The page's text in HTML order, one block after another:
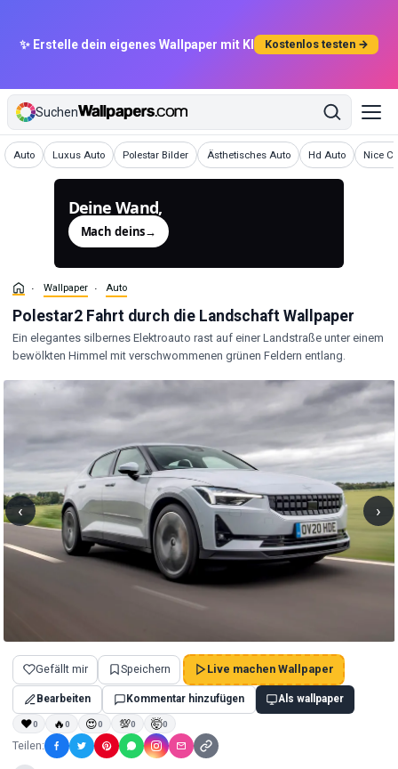
✨ Erstelle dein eigenes Wallpaper mit KI Kostenlos testen →
Suchen
Auto
WallpaperLuxus Auto
Wallpaper Polestar Bilder
Wallpaper Ästhetisches Auto
Wallpaper Hd Auto
Wallpaper Nice
Deine Wand,
Mach deins→
Wallpaper Auto
Polestar2 Fahrt durch die Landschaft Wallpaper
Ein elegantes silbernes Elektroauto rast auf einer Landstraße unter einem
bewölkten Himmel mit verschwommenen grünen Feldern entlang.
‹ ›
Gefällt mir Speichern Live machen Wallpaper
Bearbeiten Kommentar hinzufügen Als wallpaper
❤0 🔥0 😍0 💯0 🤯0
Teilen: